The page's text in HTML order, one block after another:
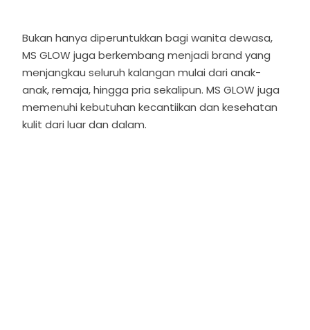
Bukan hanya diperuntukkan bagi wanita dewasa,
MS GLOW juga berkembang menjadi brand yang
menjangkau seluruh kalangan mulai dari anak-
anak, remaja, hingga pria sekalipun. MS GLOW juga
memenuhi kebutuhan kecantiikan dan kesehatan
kulit dari luar dan dalam.